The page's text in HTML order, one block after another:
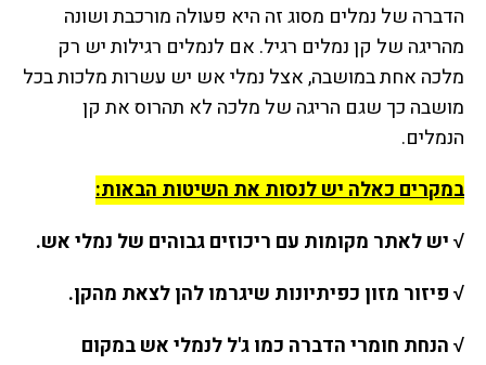
הדברה של נמלים מסוג זה היא פעולה מורכבת ושונה
מהריגה של קן נמלים רגיל. אם לנמלים רגילות יש רק
מלכה אחת במושבה, אצל נמלי אש יש עשרות מלכות בכל
מושבה כך שגם הריגה של מלכה לא תהרוס את קן
הנמלים.
במקרים כאלה יש לנסות את השיטות הבאות:
√ יש לאתר מקומות עם ריכוזים גבוהים של נמלי אש.
√ פיזור מזון כפיתיונות שיגרמו להן לצאת מהקן.
√ הנחת חומרי הדברה כמו ג'ל לנמלי אש במקום